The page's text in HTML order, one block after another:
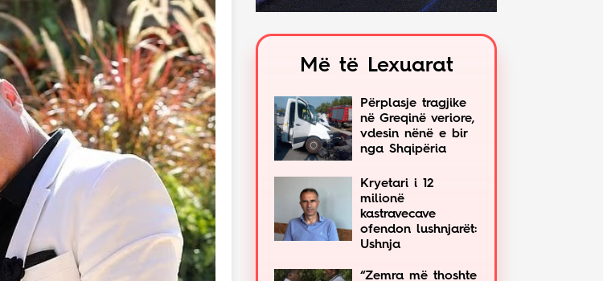
Më të Lexuarat
Përplasje tragjike
në Greqinë veriore,
vdesin nënë e bir
nga Shqipëria
Kryetari i 12
milionë
kastravecave
ofendon lushnjarët:
Ushnja
“Zemra më thoshte